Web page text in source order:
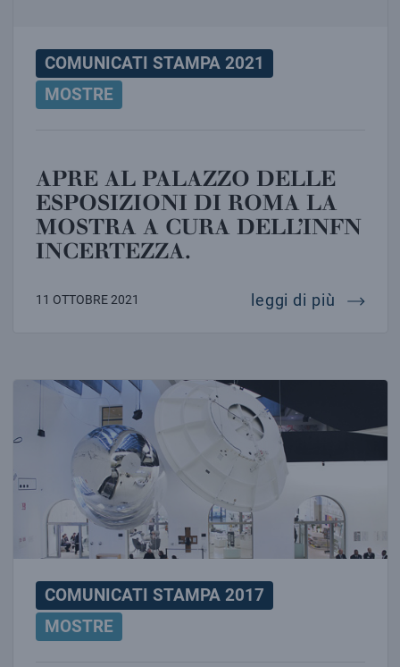
COMUNICATI STAMPA 2021
MOSTRE
APRE AL PALAZZO DELLE
ESPOSIZIONI DI ROMA LA
MOSTRA A CURA DELL’INFN
INCERTEZZA.
11 OTTOBRE 2021 leggi di più apre
GRAVITY. Immaginare l’Universo dopo Einstein
COMUNICATI STAMPA 2017
MOSTRE